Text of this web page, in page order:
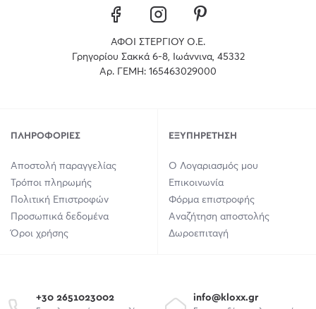
ΑΦΟΙ ΣΤΕΡΓΙΟΥ Ο.Ε.
Γρηγορίου Σακκά 6-8, Ιωάννινα, 45332
Αρ. ΓΕΜΗ: 165463029000
ΠΛΗΡΟΦΟΡΊΕΣ
Αποστολή παραγγελίας
Τρόποι πληρωμής
Πολιτική Επιστροφών
Προσωπικά δεδομένα
Όροι χρήσης
ΕΞΥΠΗΡΈΤΗΣΗ
Ο Λογαριασμός μου
Επικοινωνία
Φόρμα επιστροφής
Αναζήτηση αποστολής
Δωροεπιταγή
+30 2651023002 info@kloxx.gr